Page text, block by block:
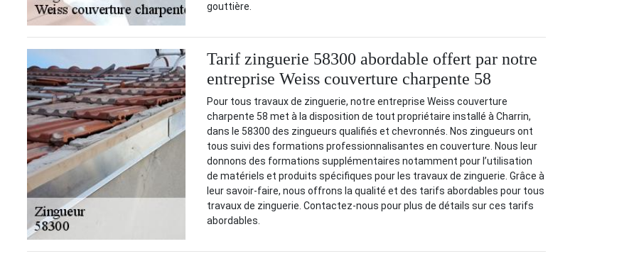
gouttière.
Tarif zinguerie 58300 abordable offert par notre
entreprise Weiss couverture charpente 58
Pour tous travaux de zinguerie, notre entreprise Weiss couverture
charpente 58 met à la disposition de tout propriétaire installé à Charrin,
dans le 58300 des zingueurs qualifiés et chevronnés. Nos zingueurs ont
tous suivi des formations professionnalisantes en couverture. Nous leur
donnons des formations supplémentaires notamment pour l’utilisation
de matériels et produits spécifiques pour les travaux de zinguerie. Grâce à
leur savoir-faire, nous offrons la qualité et des tarifs abordables pour tous
travaux de zinguerie. Contactez-nous pour plus de détails sur ces tarifs
abordables.